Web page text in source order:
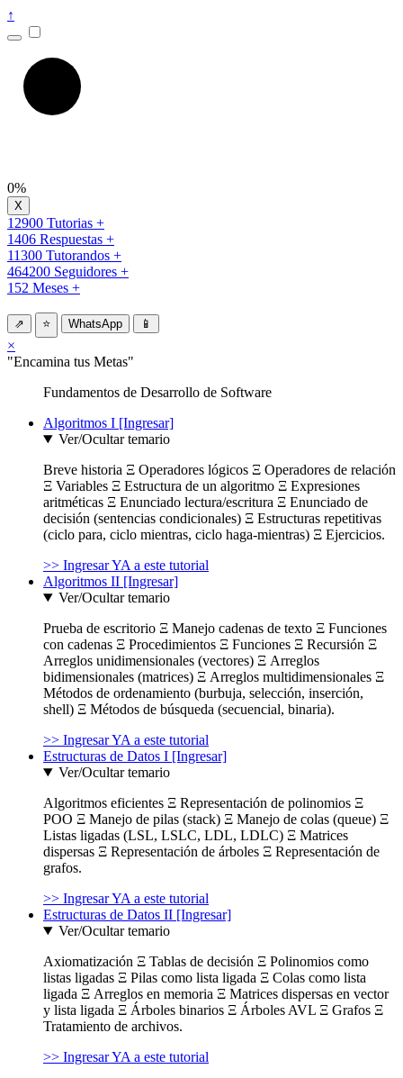
↑
0%
12900 Tutorias +
1406 Respuestas +
11300 Tutorandos +
464200 Seguidores +
152 Meses +
⇗ ⭐ WhatsApp 📱
×
"Encamina tus Metas"
Fundamentos de Desarrollo de Software
Algoritmos I [Ingresar]
Ver/Ocultar temario
Breve historia Ξ Operadores lógicos Ξ Operadores de relación
Ξ Variables Ξ Estructura de un algoritmo Ξ Expresiones
aritméticas Ξ Enunciado lectura/escritura Ξ Enunciado de
decisión (sentencias condicionales) Ξ Estructuras repetitivas
(ciclo para, ciclo mientras, ciclo haga-mientras) Ξ Ejercicios.
>> Ingresar YA a este tutorial
Algoritmos II [Ingresar]
Ver/Ocultar temario
Prueba de escritorio Ξ Manejo cadenas de texto Ξ Funciones
con cadenas Ξ Procedimientos Ξ Funciones Ξ Recursión Ξ
Arreglos unidimensionales (vectores) Ξ Arreglos
bidimensionales (matrices) Ξ Arreglos multidimensionales Ξ
Métodos de ordenamiento (burbuja, selección, inserción,
shell) Ξ Métodos de búsqueda (secuencial, binaria).
>> Ingresar YA a este tutorial
Estructuras de Datos I [Ingresar]
Ver/Ocultar temario
Algoritmos eficientes Ξ Representación de polinomios Ξ
POO Ξ Manejo de pilas (stack) Ξ Manejo de colas (queue) Ξ
Listas ligadas (LSL, LSLC, LDL, LDLC) Ξ Matrices
dispersas Ξ Representación de árboles Ξ Representación de
grafos.
>> Ingresar YA a este tutorial
Estructuras de Datos II [Ingresar]
Ver/Ocultar temario
Axiomatización Ξ Tablas de decisión Ξ Polinomios como
listas ligadas Ξ Pilas como lista ligada Ξ Colas como lista
ligada Ξ Arreglos en memoria Ξ Matrices dispersas en vector
y lista ligada Ξ Árboles binarios Ξ Árboles AVL Ξ Grafos Ξ
Tratamiento de archivos.
>> Ingresar YA a este tutorial